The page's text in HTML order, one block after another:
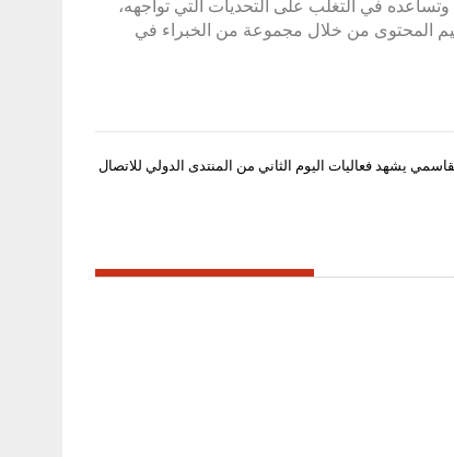
في التغلب على التحديات التي تواجهه،
المحتوى من خلال مجموعة من الخبراء في
يشهد فعاليات اليوم الثاني من المنتدى الدولي للاتصال